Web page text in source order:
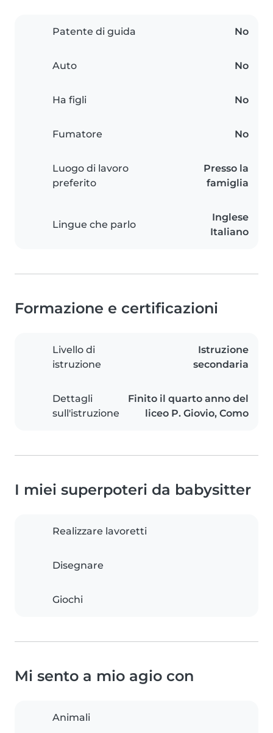
Patente di guida No
Auto No
Ha figli No
Fumatore No
Luogo di lavoro
preferito
Presso la
famiglia
Lingue che parlo
Inglese
Italiano
Formazione e certificazioni
Livello di
istruzione
Istruzione
secondaria
Dettagli
sull'istruzione
Finito il quarto anno del
liceo P. Giovio, Como
I miei superpoteri da babysitter
Realizzare lavoretti
Disegnare
Giochi
Mi sento a mio agio con
Animali